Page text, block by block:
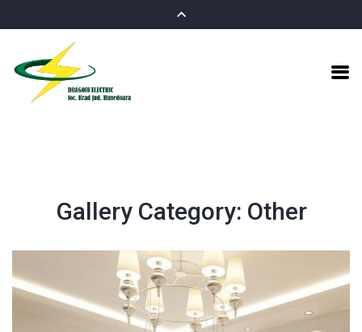
Gallery Category: Other